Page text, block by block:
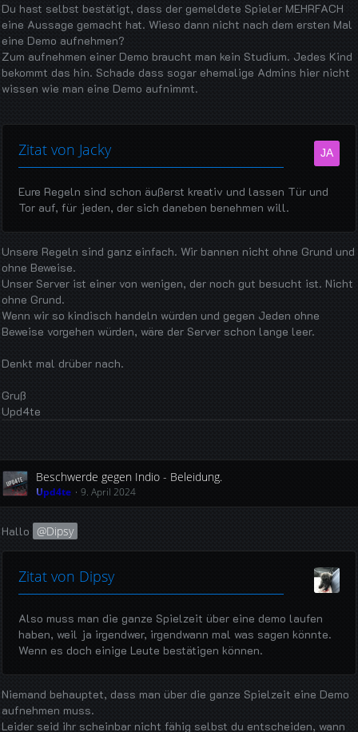
Du hast selbst bestätigt, dass der gemeldete Spieler MEHRFACH
eine Aussage gemacht hat. Wieso dann nicht nach dem ersten Mal
eine Demo aufnehmen?
Zum aufnehmen einer Demo braucht man kein Studium. Jedes Kind
bekommt das hin. Schade dass sogar ehemalige Admins hier nicht
wissen wie man eine Demo aufnimmt.
Zitat von Jacky
Eure Regeln sind schon äußerst kreativ und lassen Tür und
Tor auf, für jeden, der sich daneben benehmen will.
Unsere Regeln sind ganz einfach. Wir bannen nicht ohne Grund und
ohne Beweise.
Unser Server ist einer von wenigen, der noch gut besucht ist. Nicht
ohne Grund.
Wenn wir so kindisch handeln würden und gegen Jeden ohne
Beweise vorgehen würden, wäre der Server schon lange leer.
Denkt mal drüber nach.
Gruß
Upd4te
Beschwerde gegen Indio - Beleidung.
Upd4te 9. April 2024
Hallo Dipsy
Zitat von Dipsy
Also muss man die ganze Spielzeit über eine demo laufen
haben, weil ja irgendwer, irgendwann mal was sagen könnte.
Wenn es doch einige Leute bestätigen können.
Niemand behauptet, dass man über die ganze Spielzeit eine Demo
aufnehmen muss.
Leider seid ihr scheinbar nicht fähig selbst du entscheiden, wann